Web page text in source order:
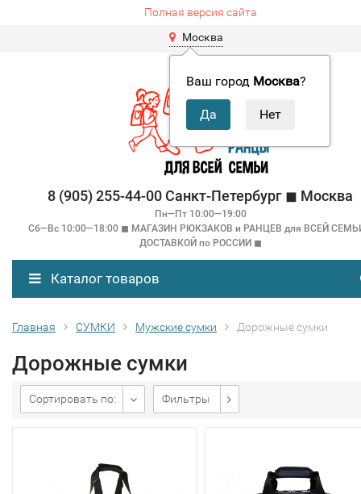
Полная версия сайта
Москва
Ваш город Москва?
8 (905) 255-44-00 Санкт-Петербург ◼ Москва
Пн—Пт 10:00—19:00
Сб—Вс 10:00—18:00 ◼ МАГАЗИН РЮКЗАКОВ и РАНЦЕВ для ВСЕЙ
ДОСТАВКОЙ по РОССИИ ◼
Каталог товаров
Главная СУМКИ Мужские сумки Дорожные сумки
Дорожные сумки
Сортировать по: Фильтры